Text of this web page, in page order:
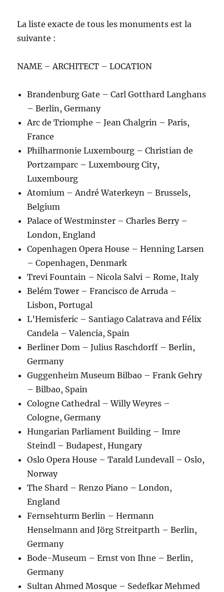
La liste exacte de tous les monuments est la
suivante :
NAME – ARCHITECT – LOCATION
Brandenburg Gate – Carl Gotthard Langhans
– Berlin, Germany
Arc de Triomphe – Jean Chalgrin – Paris,
France
Philharmonie Luxembourg – Christian de
Portzamparc – Luxembourg City,
Luxembourg
Atomium – André Waterkeyn – Brussels,
Belgium
Palace of Westminster – Charles Berry –
London, England
Copenhagen Opera House – Henning Larsen
– Copenhagen, Denmark
Trevi Fountain – Nicola Salvi – Rome, Italy
Belém Tower – Francisco de Arruda –
Lisbon, Portugal
L’Hemisferic – Santiago Calatrava and Félix
Candela – Valencia, Spain
Berliner Dom – Julius Raschdorff – Berlin,
Germany
Guggenheim Museum Bilbao – Frank Gehry
– Bilbao, Spain
Cologne Cathedral – Willy Weyres –
Cologne, Germany
Hungarian Parliament Building – Imre
Steindl – Budapest, Hungary
Oslo Opera House – Tarald Lundevall – Oslo,
Norway
The Shard – Renzo Piano – London,
England
Fernsehturm Berlin – Hermann
Henselmann and Jörg Streitparth – Berlin,
Germany
Bode-Museum – Ernst von Ihne – Berlin,
Germany
Sultan Ahmed Mosque – Sedefkar Mehmed